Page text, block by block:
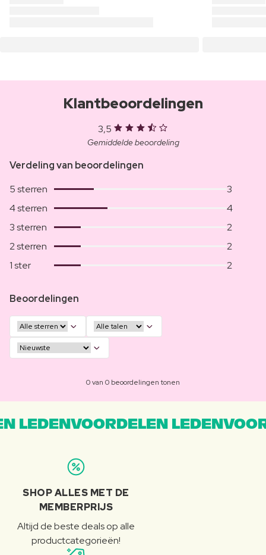
Klantbeoordelingen
3,5
Gemiddelde beoordeling
Verdeling van beoordelingen
5 sterren
3
4 sterren
4
3 sterren
2
2 sterren
2
1 ster
2
Beoordelingen
0 van 0 beoordelingen tonen
LEDENVOORDELEN
SHOP ALLES MET DE
MEMBERPRIJS
Altijd de beste deals op alle
productcategorieën!